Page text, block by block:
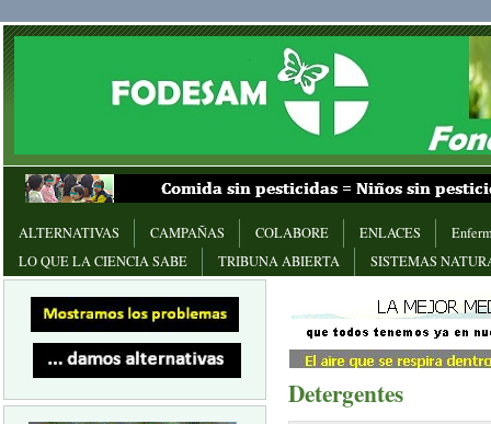
ALTERNATIVAS CAMPAÑAS COLABORE ENLACES
LO QUE LA CIENCIA SABE
TRIBUNA ABIERTA SISTEMAS
Detergentes